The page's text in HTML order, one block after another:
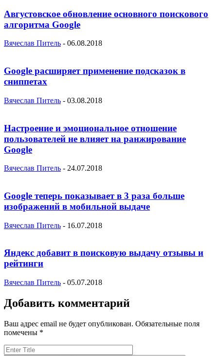
Августовское обновление основного поискового
алгоритма Google
Вячеслав Питель - 06.08.2018
Google расширяет применение подсказок в
сниппетах
Вячеслав Питель - 03.08.2018
Настроение и эмоциональное отношение
пользователей не влияет на ранжирование
Google
Вячеслав Питель - 24.07.2018
Google теперь показывает в 3 раза больше
изображений в мобильной выдаче
Вячеслав Питель - 16.07.2018
Яндекс добавит в поисковую выдачу отзывы и
рейтинги
Вячеслав Питель - 05.07.2018
Добавить комментарий
Ваш адрес email не будет опубликован. Обязательные поля
помечены *